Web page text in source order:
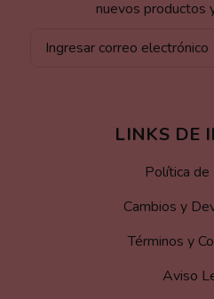
nuevos productos
electrónico
LINKS DE
Política de
Cambios y
Términos y
Aviso